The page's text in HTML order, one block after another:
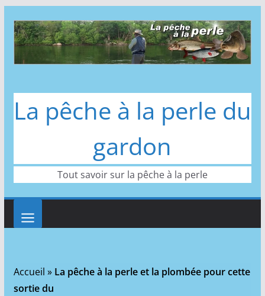
au
contenu
La pêche à la perle du
gardon
Tout savoir sur la pêche à la perle
Accueil » La pêche à la perle et la plombée pour cette
sortie du